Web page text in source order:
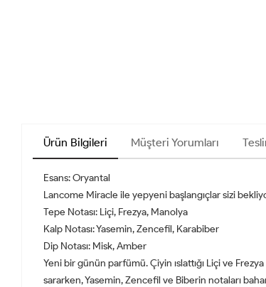
Ürün Bilgileri Müşteri Yorumları
Esans: Oryantal
Lancome Miracle ile yepyeni başlangıçlar sizi
Tepe Notası: Liçi, Frezya, Manolya
Kalp Notası: Yasemin, Zencefil, Karabiber
Dip Notası: Misk, Amber
Yeni bir günün parfümü. Çiyin ıslattığı Liçi ve
sararken, Yasemin, Zencefil ve Biberin notaları